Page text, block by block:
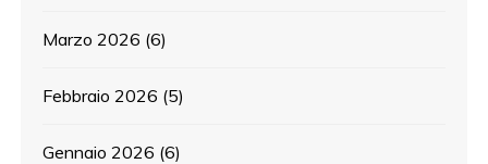
Marzo 2026 (6)
Febbraio 2026 (5)
Gennaio 2026 (6)